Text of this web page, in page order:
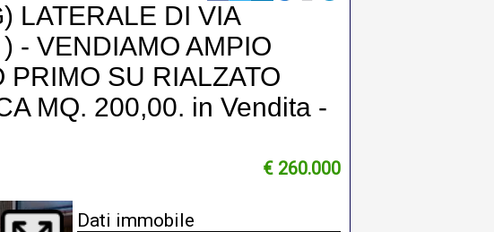
LATERALE DI VIA
- VENDIAMO AMPIO
PRIMO SU RIALZATO
MQ. 200,00. in Vendita -
€ 260.000
Dati immobile